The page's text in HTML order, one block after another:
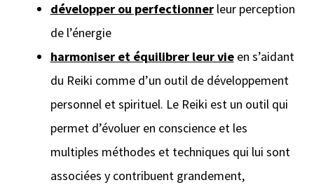
développer ou perfectionnerleur perception
de l’énergie
harmoniser et équilibrer leur vieen s’aidant
du Reiki comme d’un outil de développement
personnel et spirituel. Le Reiki est un outil qui
permet d’évoluer en conscience et les
multiples méthodes et techniques qui lui sont
associées y contribuent grandement,